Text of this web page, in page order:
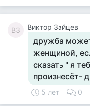
ВЗ Виктор Зайцев
дружба
женщиной,
сказать " я
произнесёт-
5 лет 0